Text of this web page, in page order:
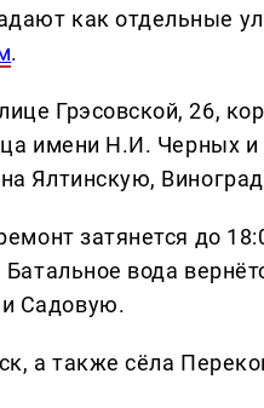
как отдельные
.
Грэсовской, 26,
имени Н.И. Черных
Ялтинскую,
затянется до
вода
Садовую.
а также сёла